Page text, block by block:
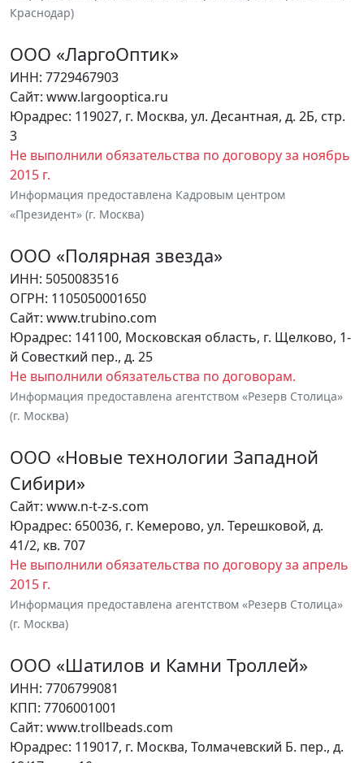
Краснодар)
ООО «ЛаргоОптик»
ИНН: 7729467903
Сайт: www.largooptica.ru
Юрадрес: 119027, г. Москва, ул. Десантная, д. 2Б, стр.
3
Не выполнили обязательства по договору за ноябрь
2015 г.
Информация предоставлена Кадровым центром
«Президент» (г. Москва)
ООО «Полярная звезда»
ИНН: 5050083516
ОГРН: 1105050001650
Сайт: www.trubino.com
Юрадрес: 141100, Московская область, г. Щелково, 1-
й Совесткий пер., д. 25
Не выполнили обязательства по договорам.
Информация предоставлена агентством «Резерв Столица»
(г. Москва)
ООО «Новые технологии Западной
Сибири»
Сайт: www.n-t-z-s.com
Юрадрес: 650036, г. Кемерово, ул. Терешковой, д.
41/2, кв. 707
Не выполнили обязательства по договору за апрель
2015 г.
Информация предоставлена агентством «Резерв Столица»
(г. Москва)
ООО «Шатилов и Камни Троллей»
ИНН: 7706799081
КПП: 7706001001
Сайт: www.trollbeads.com
Юрадрес: 119017, г. Москва, Толмачевский Б. пер., д.